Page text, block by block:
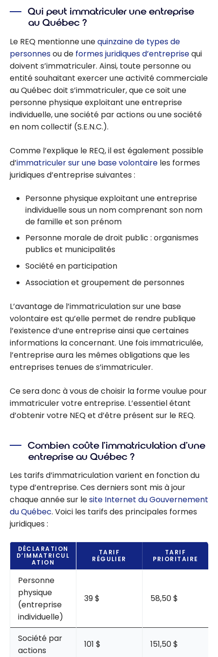
Qui peut immatriculer une entreprise
au Québec ?
Le REQ mentionne unequinzaine de types de
personnesou de formes juridiques d’entreprisequi
doivent s’immatriculer. Ainsi, toute personne ou
entité souhaitant exercer une activité commerciale
au Québec doit s’immatriculer, que ce soit une
personne physique exploitant une entreprise
individuelle, une société par actions ou une société
en nom collectif (S.E.N.C.).
Comme l’explique le REQ, il est également possible
d’immatriculer sur une base volontaire les formes
juridiques d’entreprise suivantes :
Personne physique exploitant une entreprise
individuelle sous un nom comprenant son nom
de famille et son prénom
Personne morale de droit public : organismes
publics et municipalités
Société en participation
Association et groupement de personnes
L’avantage de l’immatriculation sur une base
volontaire est qu’elle permet de rendre publique
l’existence d’une entreprise ainsi que certaines
informations la concernant. Une fois immatriculée,
l’entreprise aura les mêmes obligations que les
entreprises tenues de s’immatriculer.
Ce sera donc à vous de choisir la forme voulue pour
immatriculer votre entreprise. L’essentiel étant
d’obtenir votre NEQ et d’être présent sur le REQ.
Combien coûte l’immatriculation d’une
entreprise au Québec ?
Les tarifs d’immatriculation varient en fonction du
type d’entreprise. Ces derniers sont mis à jour
chaque année sur lesite Internet du Gouvernement
du Québec. Voici les tarifs des principales formes
juridiques :
DÉCLARATION
D’IMMATRICUL
ATION
TARIF
RÉGULIER
TARIF
PRIORITAIRE
Personne
physique
(entreprise
individuelle)
39 $ 58,50 $
Société par
actions
101 $ 151,50 $